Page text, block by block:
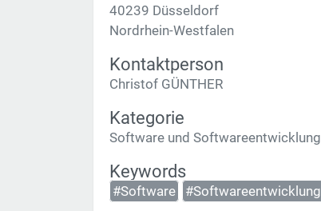
40239 Düsseldorf
Nordrhein-Westfalen
Kontaktperson
Christof GÜNTHER
Kategorie
Software und Softwareentwicklung
Keywords
#Software #Softwareentwicklung